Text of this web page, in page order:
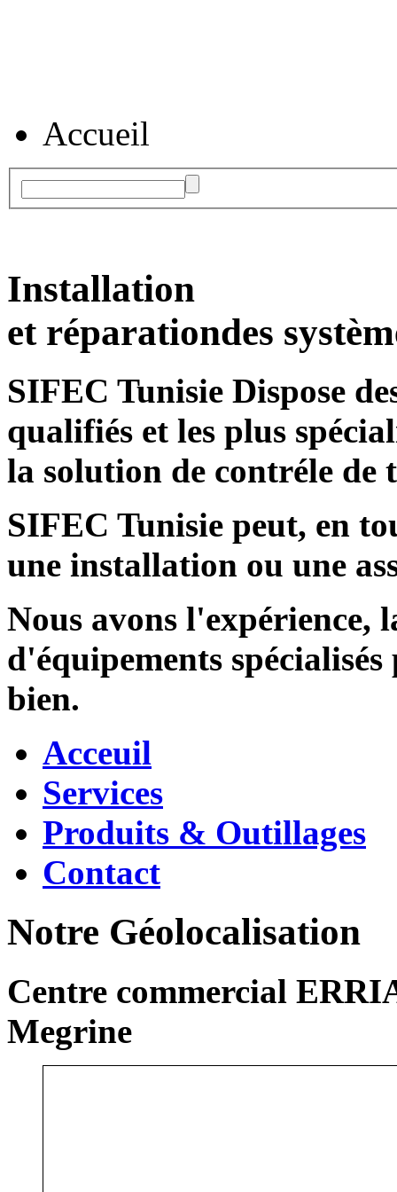
Accueil
Installation
et réparationdes
SIFEC Tunisie Dispose
qualifiés et les plus
la solution de contréle de
SIFEC Tunisie peut, en
une installation ou une
Nous avons l'expérience,
d'équipements
bien.
Acceuil
Services
Produits & Outillages
Contact
Notre Géolocalisation
Centre commercial
Megrine